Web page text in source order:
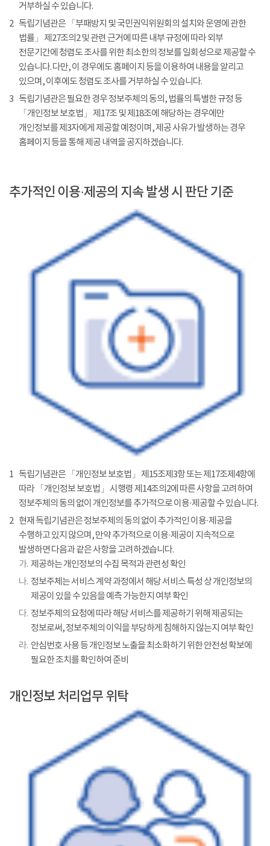
거부하실 수 있습니다.
2 독립기념관은 「부패방지 및 국민권익위원회의 설치와 운영에 관한
법률」 제27조의2 및 관련 근거에 따른 내부 규정에 따라 외부
전문기간에 청렴도 조사를 위한 최소한의 정보를 일회성으로 제공할 수
있습니다. 다만, 이 경우에도 홈페이지 등을 이용하여 내용을 알리고
있으며, 이후에도 청렴도 조사를 거부하실 수 있습니다.
3 독립기념관은 필요한 경우 정보주체의 동의, 법률의 특별한 규정 등
「개인정보 보호법」 제17조 및 제18조에 해당하는 경우에만
개인정보를 제3자에게 제공할 예정이며, 제공 사유가 발생하는 경우
홈페이지 등을 통해 제공 내역을 공지하겠습니다.
추가적인 이용·제공의 지속 발생 시 판단 기준
1 독립기념관은 「개인정보 보호법」 제15조제3항 또는 제17조제4항에
따라 「개인정보 보호법」 시행령 제14조의2에 따른 사항을 고려하여
정보주체의 동의 없이 개인정보를 추가적으로 이용·제공할 수 있습니다.
2 현재 독립기념관은 정보주체의 동의 없이 추가적인 이용·제공을
수행하고 있지 않으며, 만약 추가적으로 이용·제공이 지속적으로
발생하면 다음과 같은 사항을 고려하겠습니다.
가. 제공하는 개인정보의 수집 목적과 관련성 확인
나. 정보주체는 서비스 계약 과정에서 해당 서비스 특성 상 개인정보의
제공이 있을 수 있음을 예측 가능한지 여부 확인
다. 정보주체의 요청에 따라 해당 서비스를 제공하기 위해 제공되는
정보로써, 정보주체의 이익을 부당하게 침해하지 않는지 여부 확인
라. 안심번호 사용 등 개인정보 노출을 최소화하기 위한 안전성 확보에
필요한 조치를 확인하여 준비
개인정보 처리업무 위탁